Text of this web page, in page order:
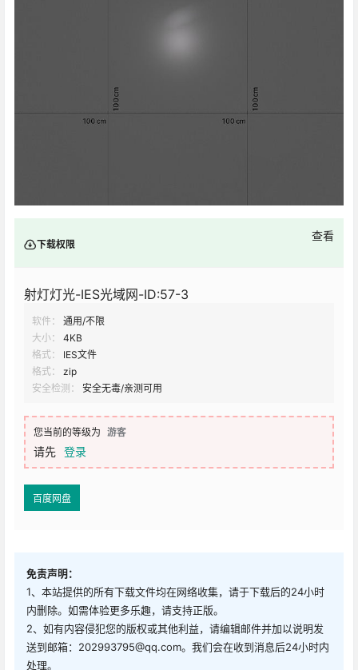
下载权限
查看
射灯灯光-IES光域网-ID:57-3
软件：
通用/不限
大小：
4KB
格式：
IES文件
格式：
zip
安全检测：
安全无毒/亲测可用
您当前的等级为 游客
请先 登录
百度网盘
免责声明：
1、本站提供的所有下载文件均在网络收集，请于下载后的24小时
内删除。如需体验更多乐趣，请支持正版。
2、如有内容侵犯您的版权或其他利益，请编辑邮件并加以说明发
送到邮箱：202993795@qq.com。我们会在收到消息后24小时内
处理。